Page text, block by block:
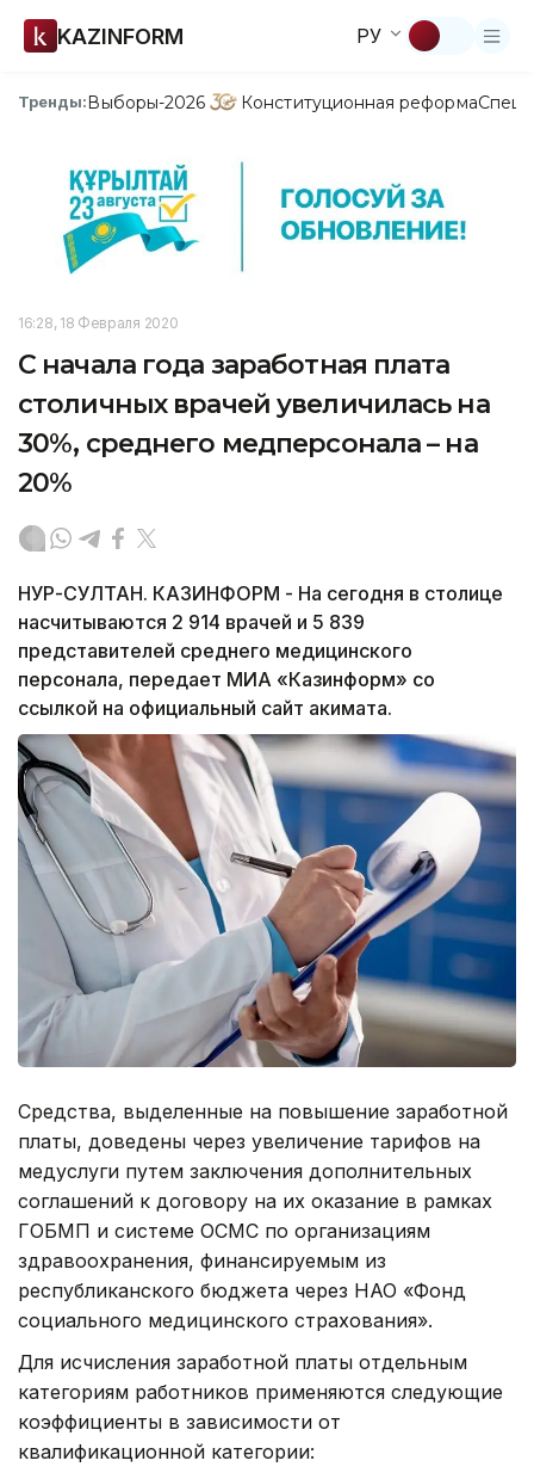
KAZINFORM РУ
Тренды:Выборы-2026 Конституционная реформа
16:28, 18 Февраля 2020
С начала года заработная плата
столичных врачей увеличилась на
30%, среднего медперсонала – на
20%
НУР-СУЛТАН. КАЗИНФОРМ - На сегодня в столице
насчитываются 2 914 врачей и 5 839
представителей среднего медицинского
персонала, передает МИА «Казинформ» со
ссылкой на официальный сайт акимата.
Средства, выделенные на повышение заработной
платы, доведены через увеличение тарифов на
медуслуги путем заключения дополнительных
соглашений к договору на их оказание в рамках
ГОБМП и системе ОСМС по организациям
здравоохранения, финансируемым из
республиканского бюджета через НАО «Фонд
социального медицинского страхования».
Для исчисления заработной платы отдельным
категориям работников применяются следующие
коэффициенты в зависимости от
квалификационной категории: